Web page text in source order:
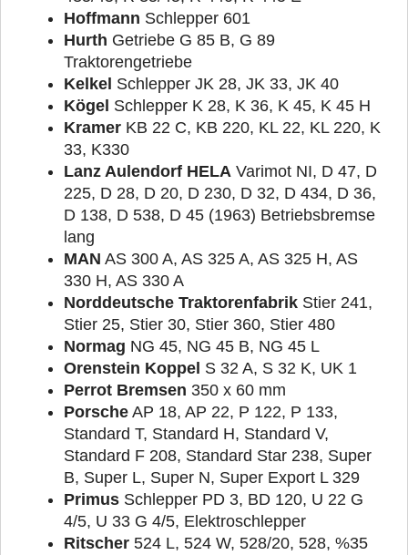
Hoffmann Schlepper 601
Hurth Getriebe G 85 B, G 89
Traktorengetriebe
Kelkel Schlepper JK 28, JK 33, JK 40
Kögel Schlepper K 28, K 36, K 45, K 45 H
Kramer KB 22 C, KB 220, KL 22, KL 220, K
33, K330
Lanz Aulendorf HELA Varimot NI, D 47, D
225, D 28, D 20, D 230, D 32, D 434, D 36,
D 138, D 538, D 45 (1963) Betriebsbremse
lang
MAN AS 300 A, AS 325 A, AS 325 H, AS
330 H, AS 330 A
Norddeutsche Traktorenfabrik Stier 241,
Stier 25, Stier 30, Stier 360, Stier 480
Normag NG 45, NG 45 B, NG 45 L
Orenstein Koppel S 32 A, S 32 K, UK 1
Perrot Bremsen 350 x 60 mm
Porsche AP 18, AP 22, P 122, P 133,
Standard T, Standard H, Standard V,
Standard F 208, Standard Star 238, Super
B, Super L, Super N, Super Export L 329
Primus Schlepper PD 3, BD 120, U 22 G
4/5, U 33 G 4/5, Elektroschlepper
Ritscher 524 L, 524 W, 528/20, 528, %35